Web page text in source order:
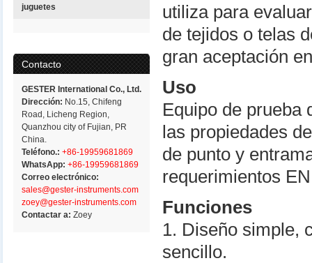
juguetes
Contacto
GESTER International Co., Ltd.
Dirección: No.15, Chifeng
Road, Licheng Region,
Quanzhou city of Fujian, PR
China.
Teléfono.: +86-19959681869
WhatsApp: +86-19959681869
Correo electrónico:
sales@gester-instruments.com
zoey@gester-instruments.com
Contactar a:Zoey
utiliza para
de tejidos o telas
gran aceptación
Uso
Equipo de prueba
las propiedades
de punto y
requerimientos
Funciones
1. Diseño simple,
sencillo.